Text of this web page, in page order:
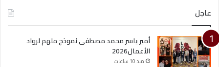
عاجل
أمير ياسر محمد مصطفى نموذج ملهم لرواد
الأعمال2026
منذ 10 ساعات